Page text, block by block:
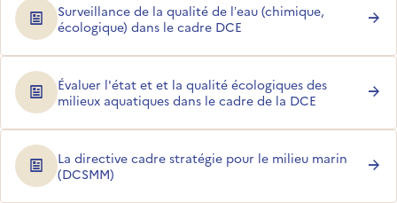
Surveillance de la qualité de l’eau (chimique,
écologique) dans le cadre DCE
Évaluer l'état et et la qualité écologiques des
milieux aquatiques dans le cadre de la DCE
La directive cadre stratégie pour le milieu marin
(DCSMM)